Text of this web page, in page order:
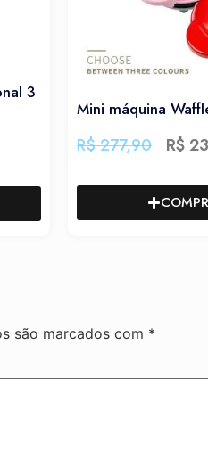
Waffles – Bivolt
237,90
são marcados com *